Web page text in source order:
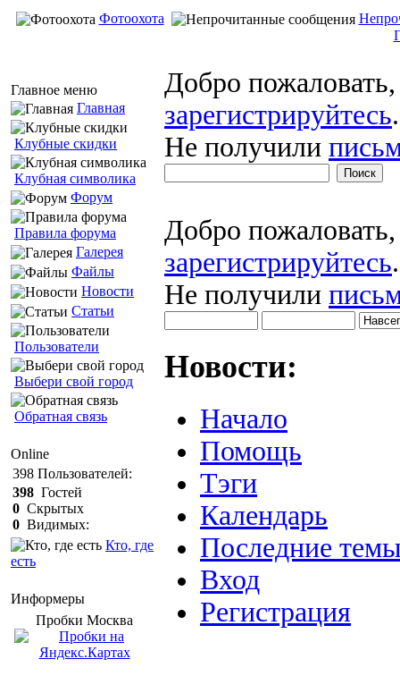
Фотоохота
Главное меню
Главная
Клубные скидки
Клубная символика
Форум
Правила форума
Галерея
Файлы
Новости
Статьи
Пользователи
Выбери свой город
Обратная связь
Online
398 Пользователей:
398 Гостей
0 Скрытых
0 Видимых:
Кто, где
есть
Информеры
Пробки Mосква
Добро
зарегистрируйтесь.
Не получили
Добро
зарегистрируйтесь.
Не получили
Новости:
Начало
Помощь
Тэги
Календарь
Последние
Вход
Регистрация